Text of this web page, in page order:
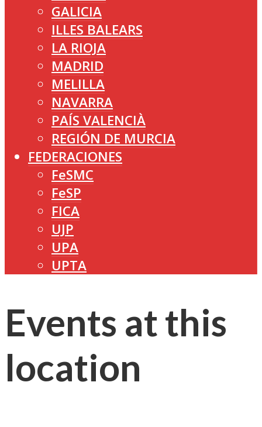
GALICIA
ILLES BALEARS
LA RIOJA
MADRID
MELILLA
NAVARRA
PAÍS VALENCIÀ
REGIÓN DE MURCIA
FEDERACIONES
FeSMC
FeSP
FICA
UJP
UPA
UPTA
Events at this
location